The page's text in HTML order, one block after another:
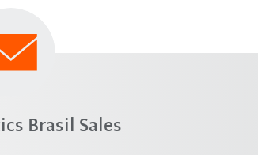
Brasil Sales